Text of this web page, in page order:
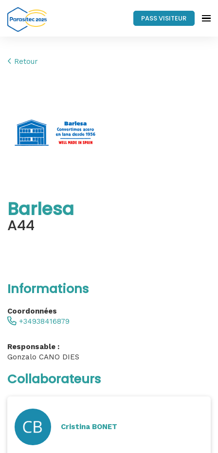
PASS VISITEUR
Retour
Barlesa
A44
Informations
Coordonnées
+34938416879
Responsable :
Gonzalo CANO DIES
Collaborateurs
Cristina BONET